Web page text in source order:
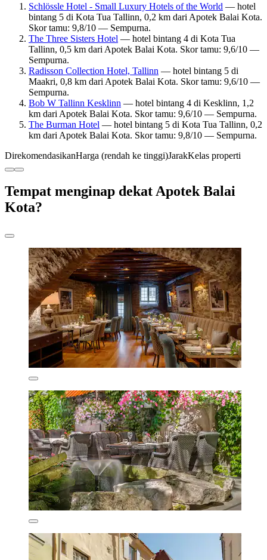
Schlössle Hotel - Small Luxury Hotels of the World — hotel
bintang 5 di Kota Tua Tallinn, 0,2 km dari Apotek Balai Kota.
Skor tamu: 9,8/10 — Sempurna.
The Three Sisters Hotel — hotel bintang 4 di Kota Tua
Tallinn, 0,5 km dari Apotek Balai Kota. Skor tamu: 9,6/10 —
Sempurna.
Radisson Collection Hotel, Tallinn — hotel bintang 5 di
Maakri, 0,8 km dari Apotek Balai Kota. Skor tamu: 9,6/10 —
Sempurna.
Bob W Tallinn Kesklinn — hotel bintang 4 di Kesklinn, 1,2
km dari Apotek Balai Kota. Skor tamu: 9,6/10 — Sempurna.
The Burman Hotel — hotel bintang 5 di Kota Tua Tallinn, 0,2
km dari Apotek Balai Kota. Skor tamu: 9,8/10 — Sempurna.
DirekomendasikanHarga (rendah ke tinggi)JarakKelas properti
Tempat menginap dekat Apotek Balai
Kota?